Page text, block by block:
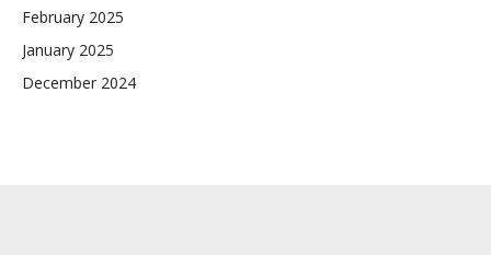
February 2025
January 2025
December 2024